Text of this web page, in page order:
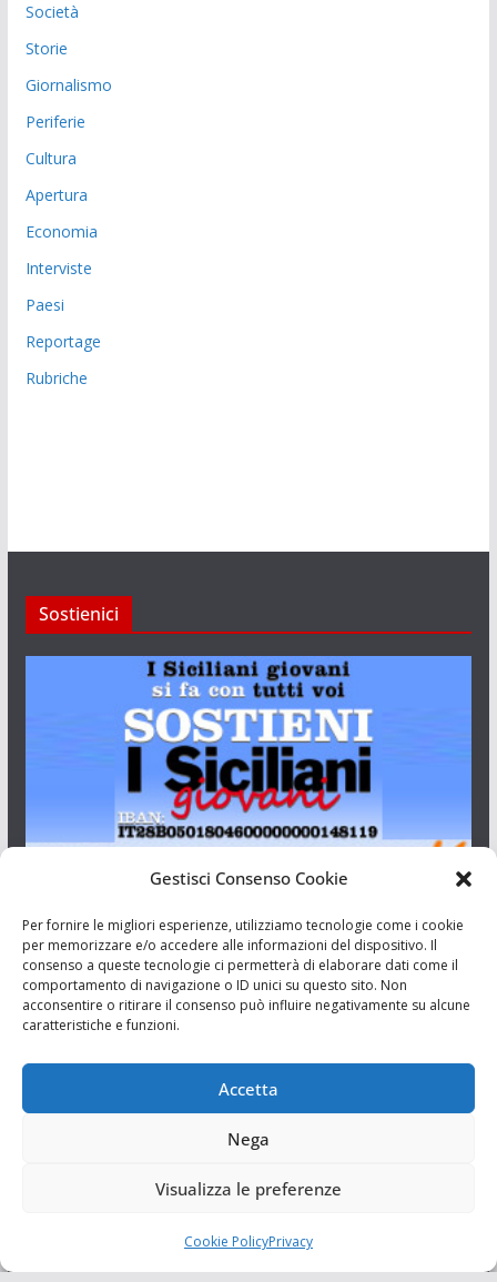
Gestisci Consenso Cookie
Per fornire le migliori esperienze, utilizziamo tecnologie come i cookie
per memorizzare e/o accedere alle informazioni del dispositivo. Il
consenso a queste tecnologie ci permetterà di elaborare dati come il
comportamento di navigazione o ID unici su questo sito. Non
acconsentire o ritirare il consenso può influire negativamente su alcune
caratteristiche e funzioni.
Accetta
Nega
Visualizza le preferenze
Cookie PolicyPrivacy
Società
Storie
Giornalismo
Periferie
Cultura
Apertura
Economia
Interviste
Paesi
Reportage
Rubriche
Sostienici
Aut. del tribunale di Catania n.23/2011 del 20/09/2011 Dir.
Resp. Riccardo Orioles.
Associazione Culturale I Siciliani Giovani
via Randazzo 27 Catania
I Siciliani Giovani. Tutti i diritti riservati.
Tema:ColorMagdi ThemeGrill. Powered byWordPress.